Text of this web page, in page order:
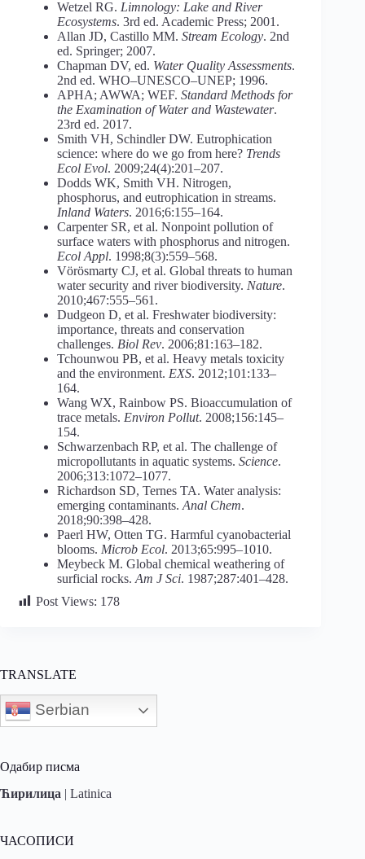
Wetzel RG. Limnology: Lake and River
Ecosystems. 3rd ed. Academic Press; 2001.
Allan JD, Castillo MM. Stream Ecology. 2nd
ed. Springer; 2007.
Chapman DV, ed. Water Quality Assessments.
2nd ed. WHO–UNESCO–UNEP; 1996.
APHA; AWWA; WEF. Standard Methods for
the Examination of Water and Wastewater.
23rd ed. 2017.
Smith VH, Schindler DW. Eutrophication
science: where do we go from here? Trends
Ecol Evol. 2009;24(4):201–207.
Dodds WK, Smith VH. Nitrogen,
phosphorus, and eutrophication in streams.
Inland Waters. 2016;6:155–164.
Carpenter SR, et al. Nonpoint pollution of
surface waters with phosphorus and nitrogen.
Ecol Appl. 1998;8(3):559–568.
Vörösmarty CJ, et al. Global threats to human
water security and river biodiversity. Nature.
2010;467:555–561.
Dudgeon D, et al. Freshwater biodiversity:
importance, threats and conservation
challenges. Biol Rev. 2006;81:163–182.
Tchounwou PB, et al. Heavy metals toxicity
and the environment. EXS. 2012;101:133–
164.
Wang WX, Rainbow PS. Bioaccumulation of
trace metals. Environ Pollut. 2008;156:145–
154.
Schwarzenbach RP, et al. The challenge of
micropollutants in aquatic systems. Science.
2006;313:1072–1077.
Richardson SD, Ternes TA. Water analysis:
emerging contaminants. Anal Chem.
2018;90:398–428.
Paerl HW, Otten TG. Harmful cyanobacterial
blooms. Microb Ecol. 2013;65:995–1010.
Meybeck M. Global chemical weathering of
surficial rocks. Am J Sci. 1987;287:401–428.
Post Views: 178
TRANSLATE
Serbian
Одабир писма
Ћирилица | Latinica
ЧАСОПИСИ